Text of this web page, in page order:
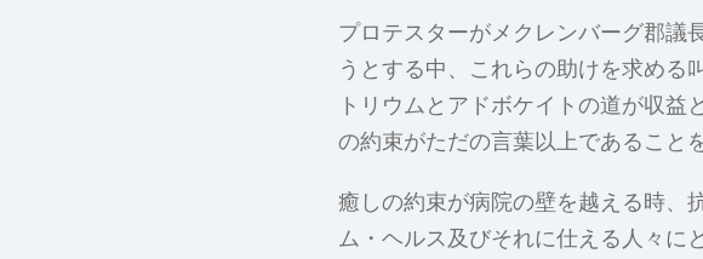
プロテスターがメクレンバーグ郡議
うとする中、これらの助けを求める
トリウムとアドボケイトの道が収
の約束がただの言葉以上であること
癒しの約束が病院の壁を越える時、
ム・ヘルス及びそれに仕える人々に